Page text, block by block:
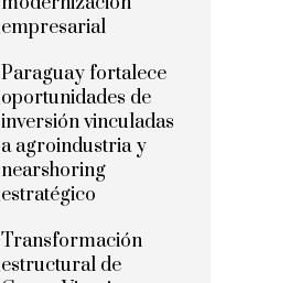
empresarial
Paraguay fortalece
oportunidades de
inversión vinculadas
a agroindustria y
nearshoring
estratégico
Transformación
estructural de